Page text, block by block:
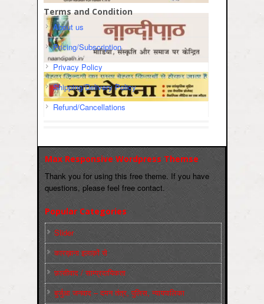
Terms and Condition
About us
Pricing/Subscription
Privacy Policy
Shipping/Delivery Policy
Refund/Cancellations
Max Responsive Wordpress Themse
Thank you for using this free theme. If you have
questions, please feel free contact.
Popular Categories
Slider
कारख़ाना इलाक़ों से
फ़ासीवाद / साम्‍प्रदायिकता
बुर्जुआ जनवाद – दमन तंत्र, पुलिस, न्‍यायपालिका